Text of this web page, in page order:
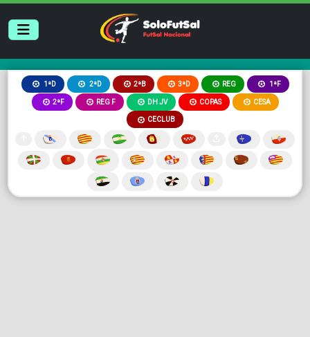
1ªD 2ªD 2ªB 3ªD REG 1ªF
2ªF REG F DH JV COPAS CESA
CECLUB